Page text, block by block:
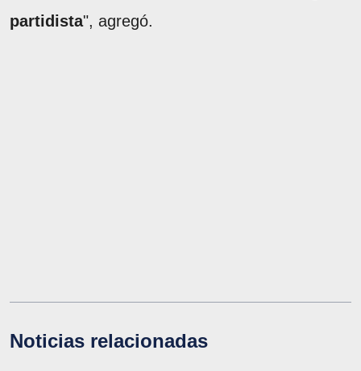
partidista", agregó.
Noticias relacionadas